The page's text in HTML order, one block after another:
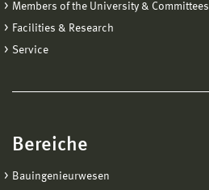
Members of the University & Committees
Facilities & Research
Service
Bereiche
Bauingenieurwesen